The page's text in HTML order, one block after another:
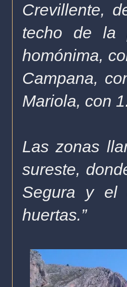
Crevillente,
techo de la
homónima,
Campana,
Mariola, con
Las zonas
sureste,
Segura y el
huertas.”